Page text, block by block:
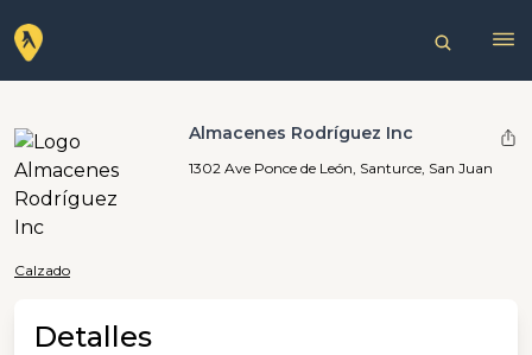
Almacenes Rodríguez Inc
1302 Ave Ponce de León, Santurce, San Juan
Calzado
Detalles